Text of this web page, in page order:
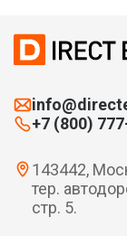
+7 (800)
143442,
тер.
стр. 5.